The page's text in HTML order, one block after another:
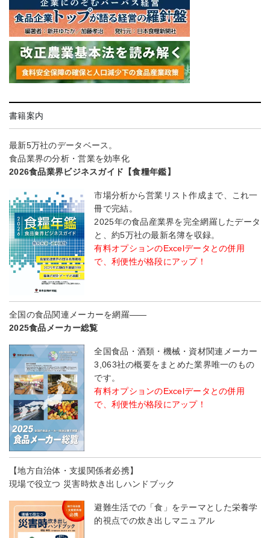
書籍案内
最新5万社のデータベース。
食品業界の分析・営業を効率化
2026食品業界ビジネスガイド【食糧年鑑】
市場分析から営業リスト作成まで、これ一
冊で完結。
2025年の食品産業界を完全網羅したデータ
と、約5万社の最新名簿を収録。
有料オプションのExcelデータとの併用
で、利便性が格段にアップ！
全国の食品関連メーカーを網羅――
2025食品メーカー総覧
全国食品・酒類・機械・資材関連メーカー
3,063社の概要をまとめた業界唯一のもの
です。
有料オプションのExcelデータとの併用
で、利便性が格段にアップ！
【地方自治体・支援関係者必携】
現場で役立つ 災害時炊き出しハンドブック
避難生活での「食」をテーマとした栄養学
的視点での炊き出しマニュアル